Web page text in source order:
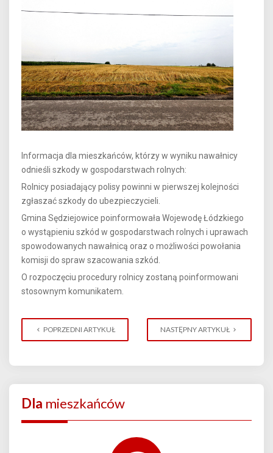
Informacja dla mieszkańców, którzy w wyniku nawałnicy
odnieśli szkody w gospodarstwach rolnych:
Rolnicy posiadający polisy powinni w pierwszej kolejności
zgłaszać szkody do ubezpieczycieli.
Gmina Sędziejowice poinformowała Wojewodę Łódzkiego
o wystąpieniu szkód w gospodarstwach rolnych i uprawach
spowodowanych nawałnicą oraz o możliwości powołania
komisji do spraw szacowania szkód.
O rozpoczęciu procedury rolnicy zostaną poinformowani
stosownym komunikatem.
POPRZEDNI ARTYKUŁ NASTĘPNY ARTYKUŁ
Dla mieszkańców